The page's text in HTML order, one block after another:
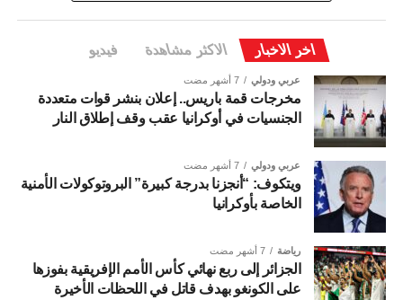
اخر الاخبار الاكثر مشاهدة فيديو
عربي ودولي 7 أشهر مضت
مخرجات قمة باريس.. إعلان بنشر قوات متعددة
الجنسيات في أوكرانيا عقب وقف إطلاق النار
عربي ودولي 7 أشهر مضت
ويتكوف: “أنجزنا بدرجة كبيرة” البروتوكولات الأمنية
الخاصة بأوكرانيا
رياضة 7 أشهر مضت
الجزائر إلى ربع نهائي كأس الأمم الإفريقية بفوزها
على الكونغو بهدف قاتل في اللحظات الأخيرة